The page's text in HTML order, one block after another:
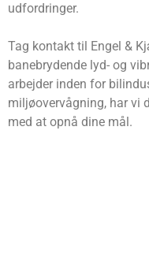
udfordringer.
Tag kontakt til Engel &
banebrydende lyd- og
arbejder inden for
miljøovervågning, har vi
med at opnå dine mål.